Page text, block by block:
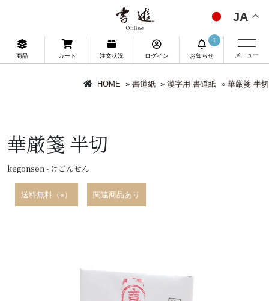
JA
商品 カート 注文状況 ログイン お知らせ
1
メニュー
HOME » 書道紙 » 漢字用 書道紙 » 華厳箋 半切
華厳箋 半切
kegonsen - けごんせん
送料無料（※） 関連商品あり